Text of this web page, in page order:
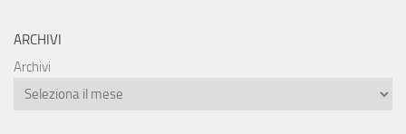
ARCHIVI
Archivi